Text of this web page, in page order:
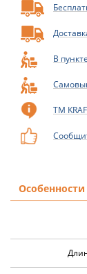
В
ТМ
Особенности